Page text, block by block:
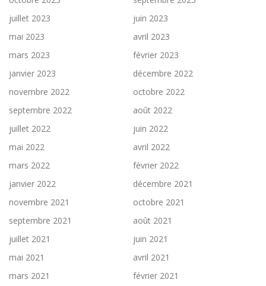
juillet 2023
juin 2023
mai 2023
avril 2023
mars 2023
février 2023
janvier 2023
décembre 2022
novembre 2022
octobre 2022
septembre 2022
août 2022
juillet 2022
juin 2022
mai 2022
avril 2022
mars 2022
février 2022
janvier 2022
décembre 2021
novembre 2021
octobre 2021
septembre 2021
août 2021
juillet 2021
juin 2021
mai 2021
avril 2021
mars 2021
février 2021